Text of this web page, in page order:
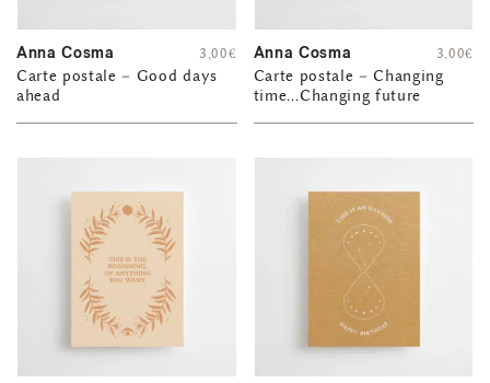
Anna Cosma
Carte postale – Good days
ahead
3,00€ Anna Cosma
Carte postale – Changing
time…Changing future
3,00€